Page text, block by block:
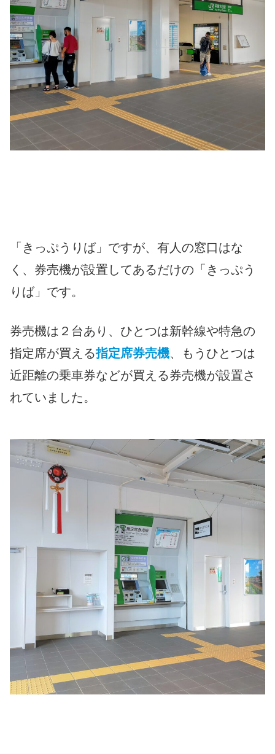
「きっぷうりば」ですが、有人の窓口はな
く、券売機が設置してあるだけの「きっぷう
りば」です。
券売機は２台あり、ひとつは新幹線や特急の
指定席が買える指定席券売機、もうひとつは
近距離の乗車券などが買える券売機が設置さ
れていました。